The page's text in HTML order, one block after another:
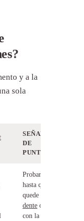
y a la
sola
SEÑAL
DE
PUNTO
Probar
hasta que
quede
dente o
con la